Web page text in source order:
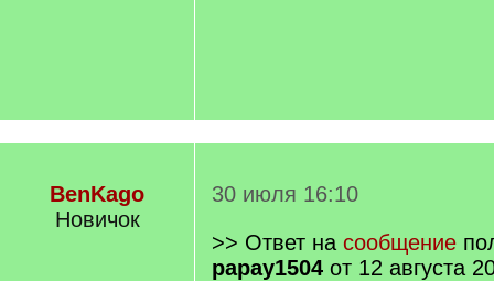
BenKago
Новичок
30 июля 16:10
>> Ответ на сообщение
papay1504 от 12 августа